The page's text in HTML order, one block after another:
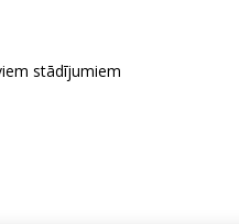
stādījumiem